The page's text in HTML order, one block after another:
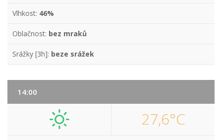
Vlhkost: 46%
Oblačnost: bez mraků
Srážky [3h]: beze srážek
14:00
27,6°C